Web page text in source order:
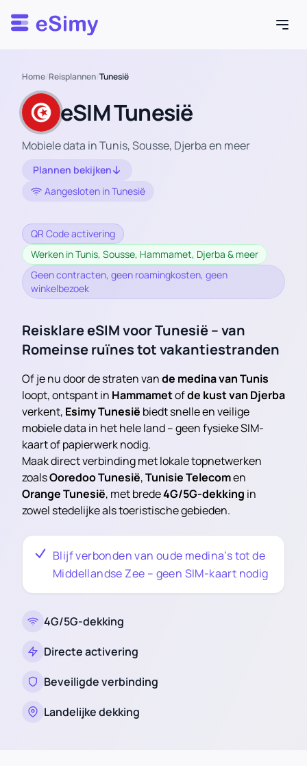
Esimy
Home/Reisplannen/Tunesië
eSIM Tunesië
Mobiele data in Tunis, Sousse, Djerba en meer
Plannen bekijken
Aangesloten in Tunesië
QR Code activering
Werken in Tunis, Sousse, Hammamet, Djerba & meer
Geen contracten, geen roamingkosten, geen
winkelbezoek
Reisklare eSIM voor Tunesië – van
Romeinse ruïnes tot vakantiestranden
Of je nu door de straten vande medina van Tunis
loopt, ontspant in Hammametofde kust van Djerba
verkent, Esimy Tunesië biedt snelle en veilige
mobiele data in het hele land – geen fysieke SIM-
kaart of papierwerk nodig.
Maak direct verbinding met lokale topnetwerken
zoalsOoredoo Tunesië,Tunisie Telecomen
Orange Tunesië, met brede4G/5G-dekking in
zowel stedelijke als toeristische gebieden.
Blijf verbonden van oude medina’s tot de
Middellandse Zee – geen SIM-kaart nodig
4G/5G-dekking
Directe activering
Beveiligde verbinding
Landelijke dekking